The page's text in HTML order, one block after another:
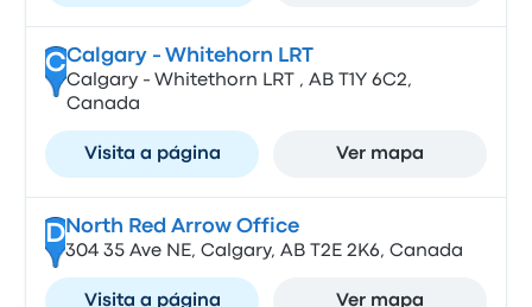
CCalgary - Whitehorn LRT
Calgary - Whitethorn LRT , AB T1Y 6C2,
Canada
Visita a página Ver mapa
DNorth Red Arrow Office
304 35 Ave NE, Calgary, AB T2E 2K6, Canada
Visita a página Ver mapa